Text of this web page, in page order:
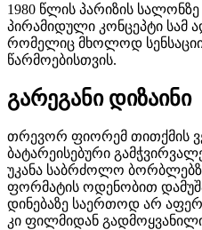
1980 წლის პარიზის სალონზე
პირამიდული კონცეპტი სამ
რომელიც მხოლოდ
წარმოებისთვის.
გარეგანი დიზაინი
თრევორ ფიორემ თითქმის
ბატარეისებური
უკანა საბრძოლო
ფორმატის ოდენობით
დინებაზე საერთოდ არ
კი ფილმიდან